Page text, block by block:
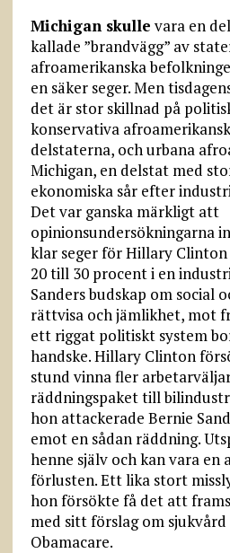
Michigan skulle vara en
kallade ”brandvägg” av
afroamerikanska
en säker seger. Men
det är stor skillnad på
konservativa
delstaterna, och urbana
Michigan, en delstat med
ekonomiska sår efter
Det var ganska märkligt att
opinionsundersökningarna
klar seger för Hillary Clinton
20 till 30 procent i en
Sanders budskap om social
rättvisa och jämlikhet, mot
ett riggat politiskt system
handske. Hillary Clinton
stund vinna fler
räddningspaket till
hon attackerade Bernie
emot en sådan räddning.
henne själv och kan vara
förlusten. Ett lika stort
hon försökte få det att
med sitt förslag om
Obamacare.